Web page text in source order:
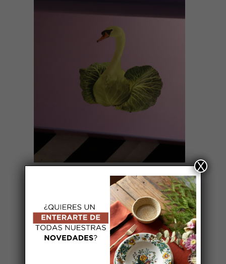
AÑADIR AL CARRITO
BANDEJA CISNE
59,00€
X